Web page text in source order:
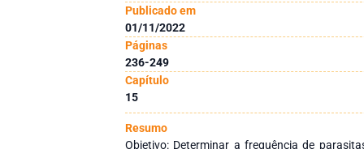
Publicado em
01/11/2022
Páginas
236-249
Capítulo
15
Resumo
Objetivo: Determinar a frequência de